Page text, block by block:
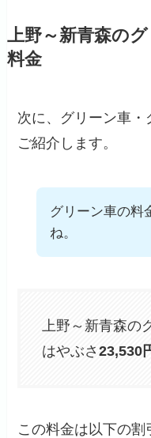
上野～新青森の
料金
次に、グリーン車
ご紹介します。
グリーン車の料
ね。
上野～新青森の
はやぶさ23,530
この料金は以下の割